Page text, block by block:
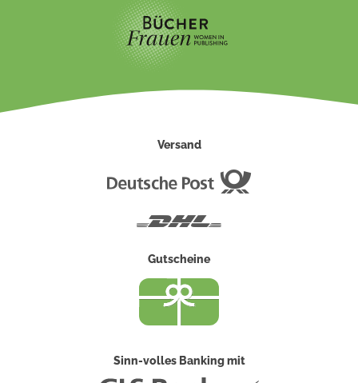
Versand
Gutscheine
Sinn-volles Banking mit